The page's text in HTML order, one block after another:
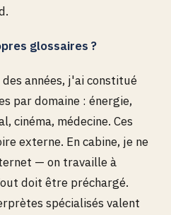
glossaires ?
années, j'ai constitué
par domaine : énergie,
cinéma, médecine. Ces
externe. En cabine, je ne
— on travaille à
doit être préchargé.
spécialisés valent